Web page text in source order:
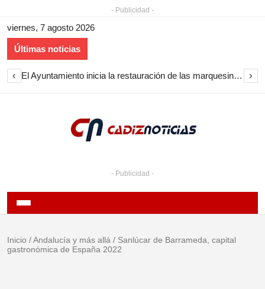
- Publicidad -
viernes, 7 agosto 2026
Últimas noticias
‹ Cine de verano en Sanlúcar en agosto de 2026 con proyecciones gratuitas en playas y barrios ›
- Publicidad -
Inicio /Andalucía y más allá / Sanlúcar de Barrameda, capital
gastronómica de España 2022